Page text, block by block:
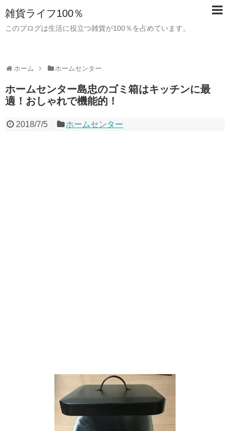
雑貨ライフ100％
このブログは生活に役立つ雑貨が100％を占めています。
ホーム ホームセンター
ホームセンター島忠のゴミ箱はキッチンに最
適！おしゃれで機能的！
2018/7/5 ホームセンター